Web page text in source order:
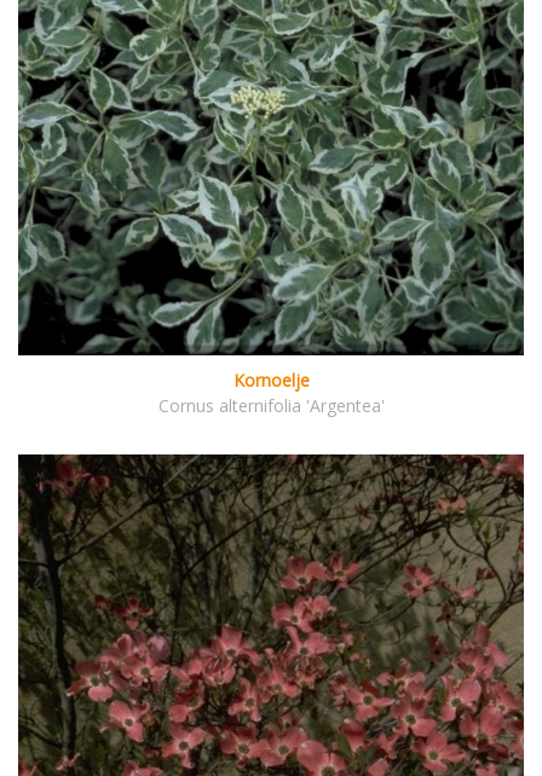
Kornoelje
Cornus alternifolia 'Argentea'